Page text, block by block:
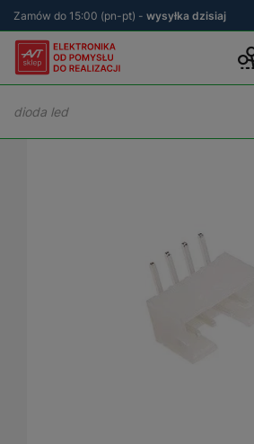
Zamów do 15:00 (pn-pt) - wysyłka dzisiaj